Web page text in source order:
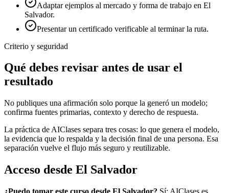
Adaptar ejemplos al mercado y forma de trabajo en El
Salvador.
Presentar un certificado verificable al terminar la ruta.
Criterio y seguridad
Qué debes revisar antes de usar el
resultado
No publiques una afirmación solo porque la generó un modelo;
confirma fuentes primarias, contexto y derecho de respuesta.
La práctica de AIClases separa tres cosas: lo que genera el modelo,
la evidencia que lo respalda y la decisión final de una persona. Esa
separación vuelve el flujo más seguro y reutilizable.
Acceso desde El Salvador